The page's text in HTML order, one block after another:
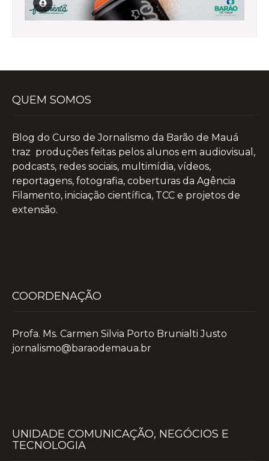
QUEM SOMOS
Blog do Curso de Jornalismo da Barão de Mauá
traz produções feitas pelos alunos em audiovisual,
podcasts, redes sociais, multimídia, vídeos,
reportagens, fotografia, coberturas da Agência
Filamento, iniciação científica, TCC e projetos de
extensão.
COORDENAÇÃO
Profa. Ms. Carmen Silvia Porto Brunialti Justo
jornalismo@baraodemaua.br
UNIDADE COMUNICAÇÃO, NEGÓCIOS E
TECNOLOGIA